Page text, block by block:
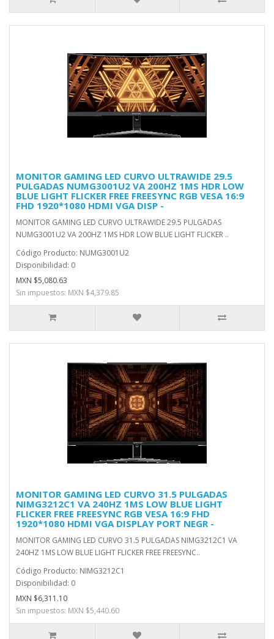
MONITOR GAMING LED CURVO ULTRAWIDE 29.5
PULGADAS NUMG3001U2 VA 200HZ 1MS HDR LOW
BLUE LIGHT FLICKER FREE FREESYNC RGB VESA 16:9
FHD 1920*1080 HDMI VGA DISP -
MONITOR GAMING LED CURVO ULTRAWIDE 29.5 PULGADAS
NUMG3001U2 VA 200HZ 1MS HDR LOW BLUE LIGHT FLICKER ..
Código Producto: NUMG3001U2
Disponibilidad: 0
MXN $5,080.63
Sin impuestos: MXN $4,379.85
MONITOR GAMING LED CURVO 31.5 PULGADAS
NIMG3212C1 VA 240HZ 1MS LOW BLUE LIGHT
FLICKER FREE FREESYNC RGB VESA 16:9 FHD
1920*1080 HDMI VGA DISPLAY PORT NEGR -
MONITOR GAMING LED CURVO 31.5 PULGADAS NIMG3212C1 VA
240HZ 1MS LOW BLUE LIGHT FLICKER FREE FREESYNC..
Código Producto: NIMG3212C1
Disponibilidad: 0
MXN $6,311.10
Sin impuestos: MXN $5,440.60